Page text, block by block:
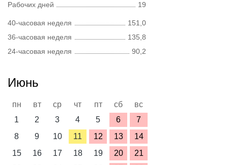
Рабочих дней
19
40-часовая неделя
151,0
36-часовая неделя
135,8
24-часовая неделя
90,2
Июнь
пн вт ср чт пт сб
вс
1
2 3 4 5 6
7
8
9 10 11 12 13
14
15
16 17 18 19 20
21